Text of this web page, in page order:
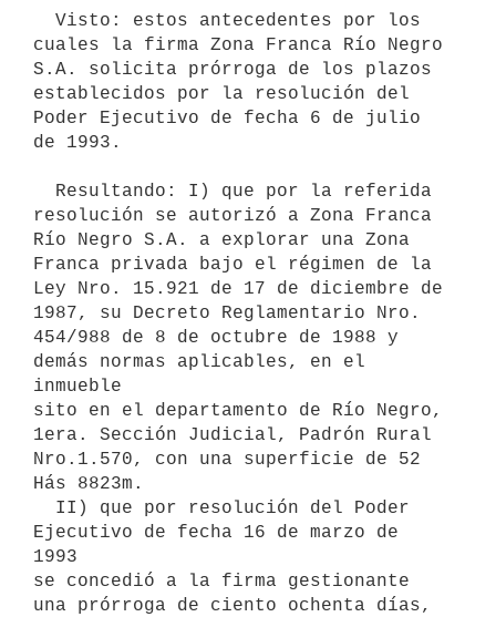
cuales la firma Zona Franca Río Negro
S.A. solicita prórroga de los plazos
establecidos por la resolución del
Poder Ejecutivo de fecha 6 de julio
de 1993.
resolución se autorizó a Zona Franca
Río Negro S.A. a explorar una Zona
Franca privada bajo el régimen de la
Ley Nro. 15.921 de 17 de diciembre de
1987, su Decreto Reglamentario Nro.
454/988 de 8 de octubre de 1988 y
demás normas aplicables, en el
inmueble
sito en el departamento de Río Negro,
1era. Sección Judicial, Padrón Rural
Nro.1.570, con una superficie de 52
Hás 8823m.
Ejecutivo de fecha 16 de marzo de
1993
se concedió a la firma gestionante
una prórroga de ciento ochenta días,